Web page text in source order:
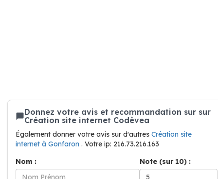
Donnez votre avis et recommandation sur sur
Création site internet Codèvea
Également donner votre avis sur d'autres Création site
internet à Gonfaron . Votre ip: 216.73.216.163
Nom :
Note (sur 10) :